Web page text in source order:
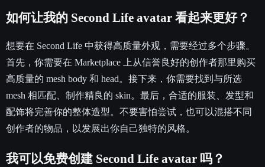
如何让我的 Second Life avatar 看起来更好？
想要在 Second Life 中获得高质量外观，需要经过多个步骤。
首先，你需要在 Marketplace 上从信誉良好的创作者那里购买
高质量的 mesh body 和 head。接下来，你需要找到与所选
mesh 相匹配、制作精良的 skin。最后，合适的服装、发型和
配饰将完善你的整体造型。不要害怕尝试，也可以混搭不同
创作者的物品，以发展出你自己独特的风格。
我可以免费创建 Second Life avatar 吗？